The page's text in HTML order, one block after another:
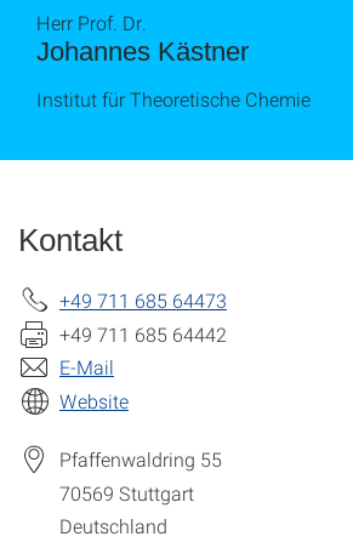
Johannes Kästner
Herr Prof. Dr.
Institut für Theoretische Chemie
Kontakt
+49 711 685 64473
+49 711 685 64442
E-Mail
Website
Pfaffenwaldring 55
70569 Stuttgart
Deutschland